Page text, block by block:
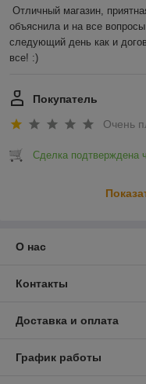
Отличный магазин,
объяснила и на все
следующий день как и
все! :)
Покупатель
Очень
Сделка подтверждена
О нас
Контакты
Доставка и оплата
График работы